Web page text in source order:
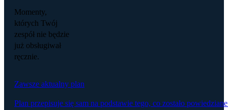
Momenty,
których Twój
zespół nie będzie
już obsługiwał
ręcznie.
Zawsze aktualny plan
Plan przepisuje się sam na podstawie tego, co zostało